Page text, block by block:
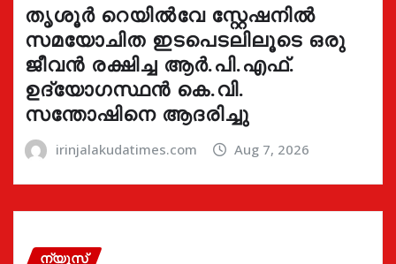
തൃശൂർ റെയിൽവേ സ്റ്റേഷനിൽ
സമയോചിത ഇടപെടലിലൂടെ ഒരു
ജീവൻ രക്ഷിച്ച ആർ.പി.എഫ്.
ഉദ്യോഗസ്ഥൻ കെ.വി.
സന്തോഷിനെ ആദരിച്ചു
irinjalakudatimes.com Aug 7, 2026
ന്യൂസ്